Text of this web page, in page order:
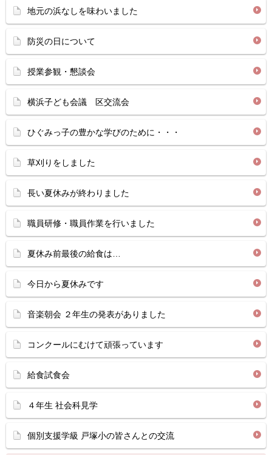
地元の浜なしを味わいました
防災の日について
授業参観・懇談会
横浜子ども会議 区交流会
ひぐみっ子の豊かな学びのために・・・
草刈りをしました
長い夏休みが終わりました
職員研修・職員作業を行いました
夏休み前最後の給食は…
今日から夏休みです
音楽朝会 ２年生の発表がありました
コンクールにむけて頑張っています
給食試食会
４年生 社会科見学
個別支援学級 戸塚小の皆さんとの交流